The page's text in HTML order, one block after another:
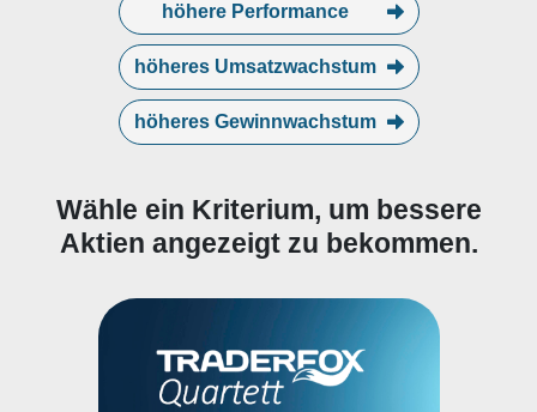
höhere Performance
höheres Umsatzwachstum
höheres Gewinnwachstum
Wähle ein Kriterium, um bessere
Aktien angezeigt zu bekommen.